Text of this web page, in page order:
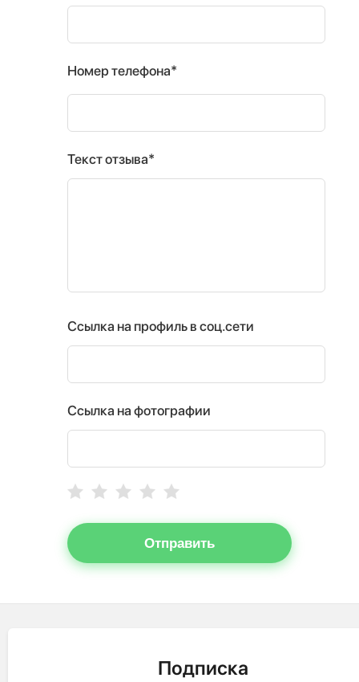
Номер телефона*
Текст отзыва*
Ссылка на профиль в соц.сети
Ссылка на фотографии
Отправить
Подписка